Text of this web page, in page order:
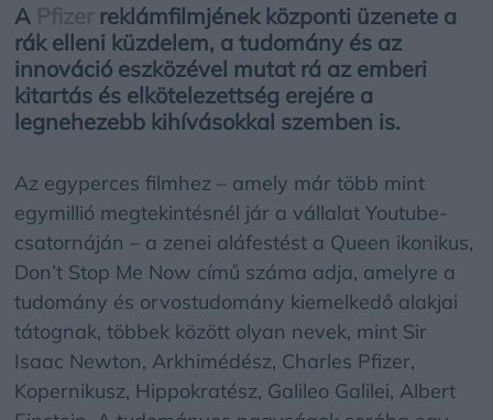
A
reklámfilmjének központi üzenete a
rák elleni küzdelem, a tudomány és az
innováció eszközével mutat rá az emberi
kitartás és elkötelezettség erejére a
legnehezebb kihívásokkal szemben is.
Az egyperces filmhez – amely már több mint
egymillió megtekintésnél jár a vállalat Youtube-
csatornáján – a zenei aláfestést a Queen ikonikus,
Don’t Stop Me Now című száma adja, amelyre a
tudomány és orvostudomány kiemelkedő alakjai
tátognak, többek között olyan nevek, mint Sir
Isaac Newton, Arkhimédész, Charles Pfizer,
Kopernikusz, Hippokratész, Galileo Galilei, Albert